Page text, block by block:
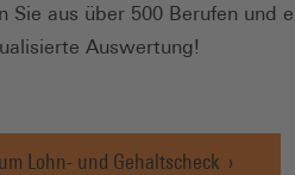
Sie aus über 500 Berufen und
Auswertung!
Lohn- und Gehaltscheck